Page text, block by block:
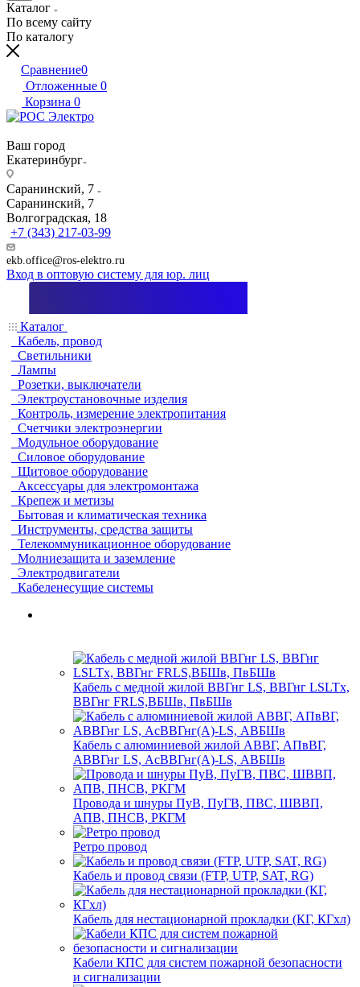
Каталог
По всему сайту
По каталогу
Сравнение0
Отложенные 0
Корзина 0
Ваш город
Екатеринбург
Саранинский, 7
Саранинский, 7
Волгоградская, 18
+7 (343) 217-03-99
ekb.office@ros-elektro.ru
Вход в оптовую систему для юр. лиц
Каталог
Кабель, провод
Светильники
Лампы
Розетки, выключатели
Электроустановочные изделия
Контроль, измерение электропитания
Счетчики электроэнергии
Модульное оборудование
Силовое оборудование
Щитовое оборудование
Аксессуары для электромонтажа
Крепеж и метизы
Бытовая и климатическая техника
Инструменты, средства защиты
Телекоммуникационное оборудование
Молниезащита и заземление
Электродвигатели
Кабеленесущие системы
Кабель с медной жилой ВВГнг LS, ВВГнг LSLTx,
ВВГнг FRLS,ВБШв, ПвБШв
Кабель с алюминиевой жилой АВВГ, АПвВГ,
АВВГнг LS, АсВВГнг(А)-LS, АВБШв
Провода и шнуры ПуВ, ПуГВ, ПВС, ШВВП,
АПВ, ПНСВ, РКГМ
Ретро провод
Кабель и провод связи (FTP, UTP, SAT, RG)
Кабель для нестационарной прокладки (КГ, КГхл)
Кабели КПС для систем пожарной безопасности
и сигнализации